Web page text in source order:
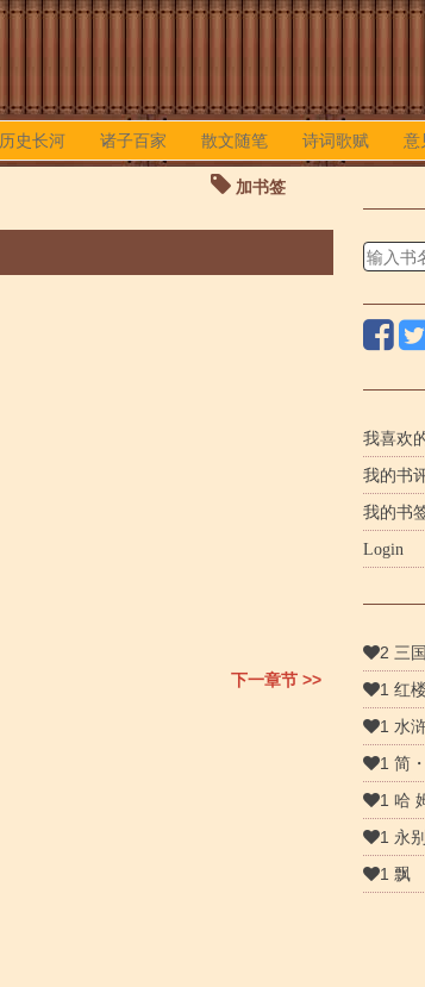
历史长河 诸子百家 散文随笔 诗词歌赋 意
加书签
下一章节 >>
我喜欢
我的书
我的书
Login
2 三
1 红
1 水
1 简
1 哈
1 永
1 飘